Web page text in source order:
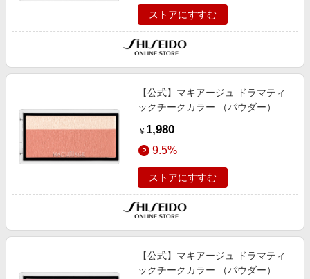
ストアにすすむ
【公式】マキアージュ ドラマティ
ックチークカラー （パウダー）
ラー・フェイスカラー＞ 3g/立体感/
血色/輝き/マスクにつ…
￥ 1,980
9.5%
ストアにすすむ
【公式】マキアージュ ドラマティ
ックチークカラー （パウダー）